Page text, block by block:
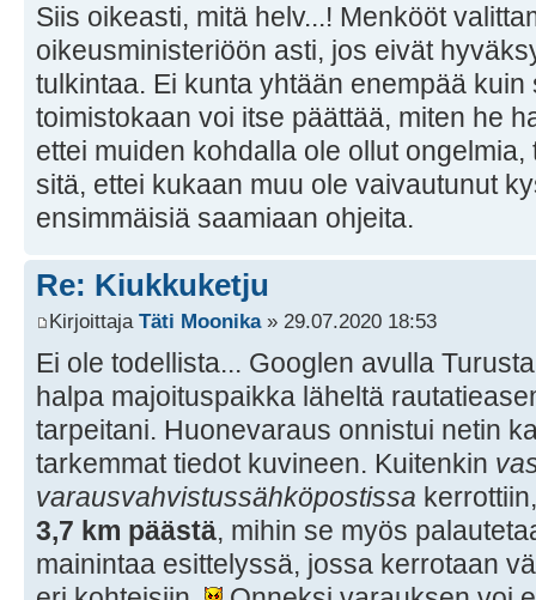
Siis oikeasti, mitä helv...! Menkööt
oikeusministeriöön asti, jos eivät
tulkintaa. Ei kunta yhtään enempää
toimistokaan voi itse päättää, miten he
ettei muiden kohdalla ole ollut
sitä, ettei kukaan muu ole vaivautunut
ensimmäisiä saamiaan ohjeita.
Re: Kiukkuketju
Kirjoittaja Täti Moonika» 29.07.2020 18:53
Ei ole todellista... Googlen avulla
halpa majoituspaikka läheltä
tarpeitani. Huonevaraus onnistui netin
tarkemmat tiedot kuvineen. Kuitenkin
varausvahvistussähköpostissa
3,7 km päästä, mihin se myös
mainintaa esittelyssä, jossa kerrotaan